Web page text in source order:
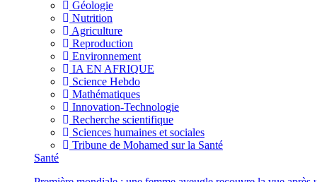
Géologie
Nutrition
Agriculture
Reproduction
Environnement
IA EN AFRIQUE
Science Hebdo
Mathématiques
Innovation-Technologie
Recherche scientifique
Sciences humaines et sociales
Tribune de Mohamed sur la Santé
Santé